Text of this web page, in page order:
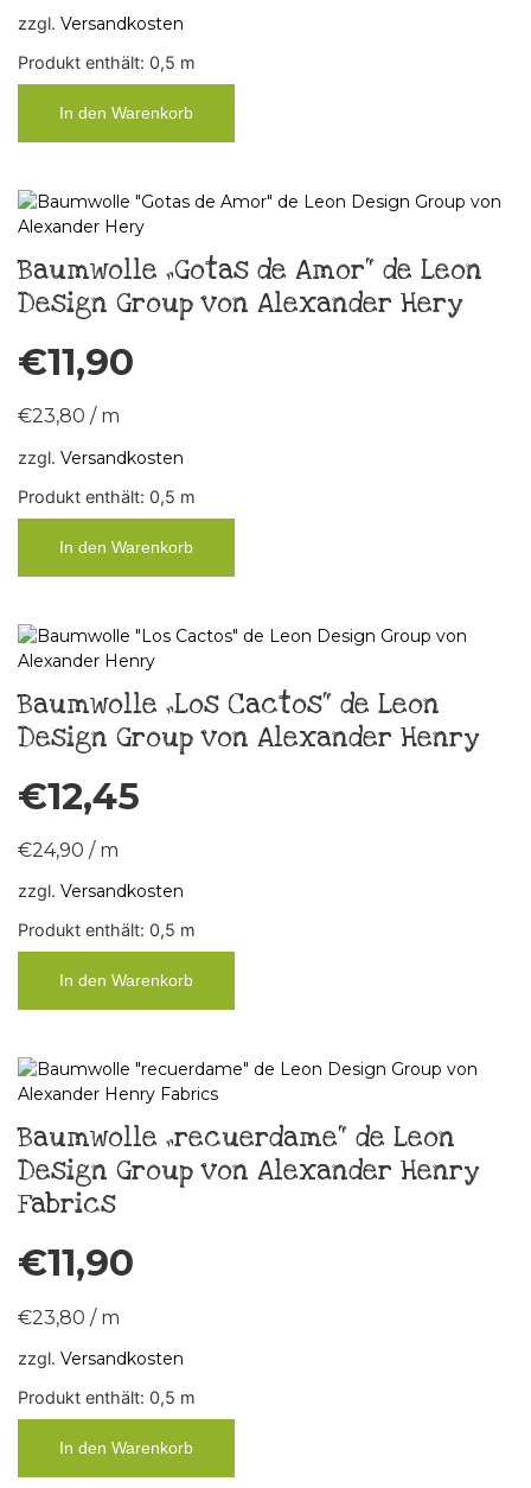
zzgl. Versandkosten
Produkt enthält: 0,5 m
In den Warenkorb
Baumwolle „Gotas de Amor“ de Leon
Design Group von Alexander Hery
€11,90
€23,80 / m
zzgl. Versandkosten
Produkt enthält: 0,5 m
In den Warenkorb
Baumwolle „Los Cactos“ de Leon
Design Group von Alexander Henry
€12,45
€24,90 / m
zzgl. Versandkosten
Produkt enthält: 0,5 m
In den Warenkorb
Baumwolle „recuerdame“ de Leon
Design Group von Alexander Henry
Fabrics
€11,90
€23,80 / m
zzgl. Versandkosten
Produkt enthält: 0,5 m
In den Warenkorb